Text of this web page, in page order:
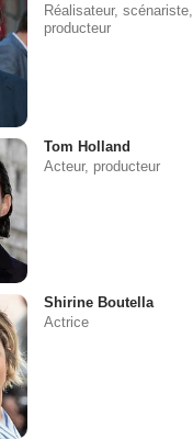
Réalisateur, scénariste,
producteur
Tom Holland
Acteur, producteur
Shirine Boutella
Actrice